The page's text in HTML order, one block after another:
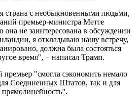
страна с необыкновенными людьми,
премьер-министра Метте
она не заинтересована в обсуждении
я откладываю нашу встречу,
должна была состояться
время", − написал Трамп.
премьер "смогла сэкономить немало
Соединенных Штатов, так и для